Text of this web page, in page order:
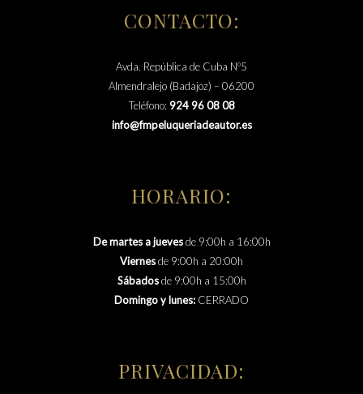
CONTACTO:
Avda. República de Cuba Nº5
Almendralejo (Badajoz) – 06200
Teléfono: 924 96 08 08
info@fmpeluqueriadeautor.es
HORARIO:
De martes a juevesde 9:00h a 16:00h
Viernesde 9:00h a 20:00h
Sábadosde 9:00h a 15:00h
Domingo y lunes: CERRADO
PRIVACIDAD: